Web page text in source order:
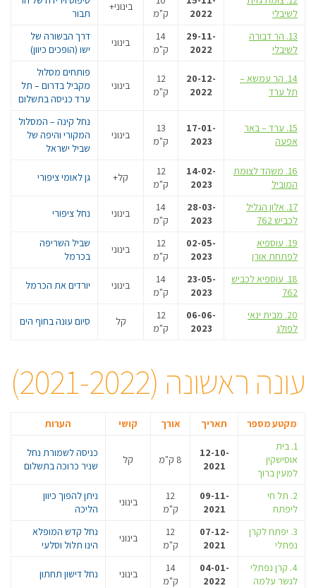
לשיבלי
2022
ק"מ
בינוני+
תבור
13. הר דבורה
לשיבלי
29-11-
2022
14
ק"מ
בינוני
דרך הבשורה של
ישו (הופכים כיוון)
14. הר עמשא –
תל ערד
20-12-
2022
12
ק"מ
בינוני
פותחים מסלול
מקביל בדרום – תל
ערד כניסה בתשלום
15. ערד – באר
אפעה
17-01-
2023
13
ק"מ
בינוני
נחל קינה – המסלול
המקורי והיפה של
שביל ישראל
16. משהד לצומת
המוביל
14-02-
2023
12
ק"מ
קל+ גן לאומי ציפורי
17. אלון הגליל
לכביש 762
28-03-
2023
14
ק"מ
בינוני נחל ציפורי
19. עוספיא
לפתחת אורן
02-05-
2023
12
ק"מ
בינוני
שביל השריפה
בכרמל
18. עוספיא לכביש
762
23-05-
2023
14
ק"מ
בינוני יורדים את הכרמל
20. מבית ינאי
לפולג
06-06-
2023
12
ק"מ
קל סיום עונה בחוף הים
עונה ראשונה (2021-2022)
מקטע מספר תאריך אורך קושי
הערות
1. בית
אוסישקין
למעין ברוך
12-10-
2021
8 ק"מ קל
כניסה לשמורת נחל
שניר כרוכה בתשלום
2. תל חי
ליפתח
09-11-
2021
12
ק"מ
בינוני
ניתן להפוך כיוון
הליכה
3. יפתח לקרן
נפתלי
07-12-
2021
12
ק"מ
בינוני
נחל קדש המופלא
הינו תלול וסלעי
4. קרן נפתלי
לגשר עלמה
04-01-
2022
14
ק"מ
בינוני נחל דישון תחתון